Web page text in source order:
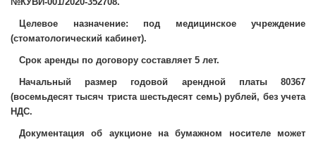
Целевое назначение: под медицинское учреждение
(стоматологический кабинет).
Срок аренды по договору составляет 5 лет.
Начальный размер годовой арендной платы 80367
(восемьдесят тысяч триста шестьдесят семь) рублей, без учета
НДС.
Документация об аукционе на бумажном носителе может